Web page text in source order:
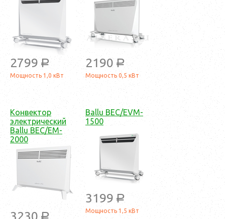
2799 a
Мощность 1,0 кВт
2190 a
Мощность 0,5 кВт
Конвектор
электрический
Ballu BEC/EM-
2000
3230
Ballu BEC/EVM-
1500
3199 a
Мощность 1,5 кВт